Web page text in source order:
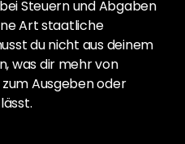
Steuern und Abgaben
Art staatliche
du nicht aus deinem
was dir mehr von
Ausgeben oder